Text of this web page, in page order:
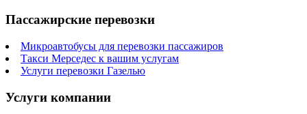
Пассажирские перевозки
Микроавтобусы для перевозки пассажиров
Такси Мерседес к вашим услугам
Услуги перевозки Газелью
Услуги компании